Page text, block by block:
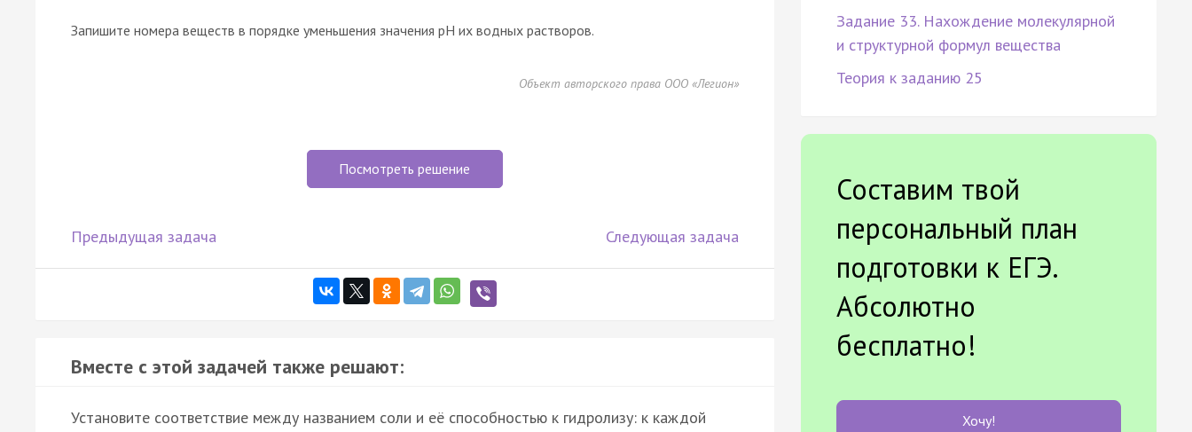
Запишите номера веществ в порядке уменьшения значения pH их водных растворов.
Объект авторского права ООО «Легион»
Посмотреть решение
Предыдущая задача Следующая задача
Вместе с этой задачей также решают:
Установите соответствие между названием соли и её способностью к гидролизу: к каждой
Задание 33. Нахождение молекулярной
и структурной формул вещества
Теория к заданию 25
Составим твой
персональный план
подготовки к ЕГЭ.
Абсолютно
бесплатно!
Хочу!